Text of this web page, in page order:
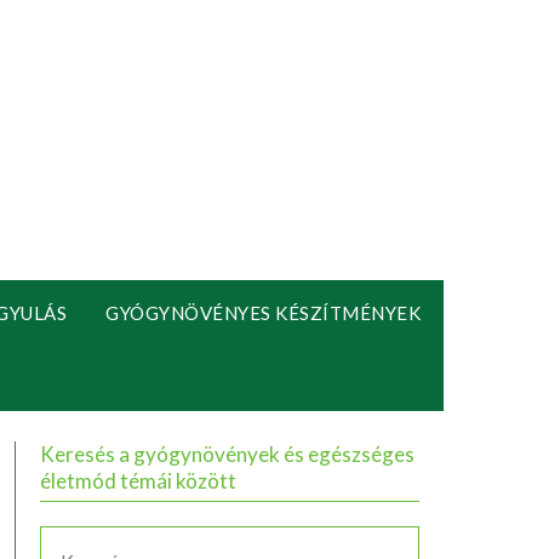
GYÓGYNÖVÉNYES KÉSZÍTMÉNYEK
Keresés a gyógynövények és egészséges
életmód témái között